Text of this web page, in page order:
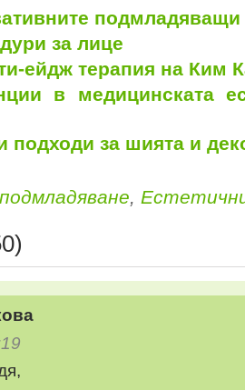
подмладяващи
за лице
ейдж терапия на Ким
в медицинската
подходи за шията и
,